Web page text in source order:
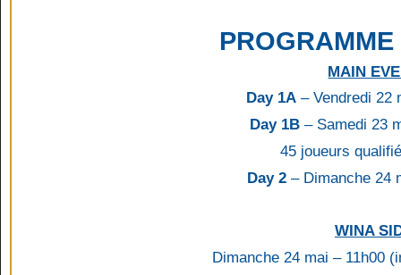
MAIN
Day 1A – Vendredi 22
Day 1B – Samedi 23
45 joueurs
Day 2 – Dimanche 24
WINA
Dimanche 24 mai – 11h00